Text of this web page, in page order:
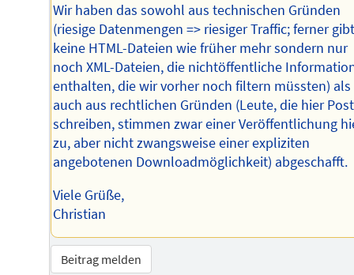
Wir haben das sowohl aus technischen Gründen
(riesige Datenmengen => riesiger Traffic; ferner
keine HTML-Dateien wie früher mehr sondern nur
noch XML-Dateien, die nichtöffentliche
enthalten, die wir vorher noch filtern müssten) als
auch aus rechtlichen Gründen (Leute, die hier
schreiben, stimmen zwar einer Veröffentlichung
zu, aber nicht zwangsweise einer expliziten
angebotenen Downloadmöglichkeit) abgeschafft.
Viele Grüße,
Christian
Beitrag melden